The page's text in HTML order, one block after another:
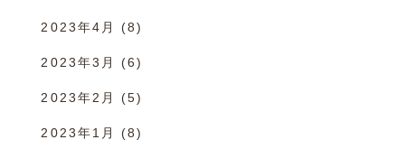
2023年4月 (8)
2023年3月 (6)
2023年2月 (5)
2023年1月 (8)